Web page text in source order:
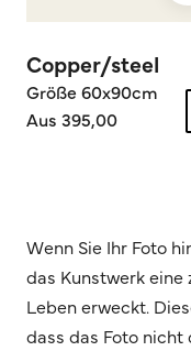
Copper/steel
Größe 60x90cm
Aus 395,00
Wenn Sie Ihr Foto
das Kunstwerk eine
Leben erweckt.
dass das Foto